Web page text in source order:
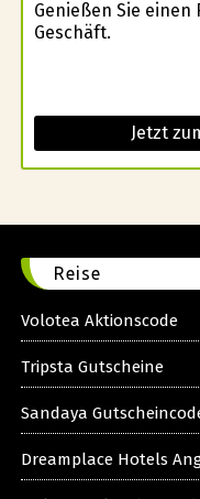
Genießen Sie einen
Geschäft.
Jetzt
Reise
Volotea Aktionscode
Tripsta Gutscheine
Sandaya
Dreamplace Hotels